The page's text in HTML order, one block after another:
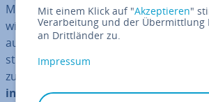
Mit Con­ti­nuous In­te­gra­ti­on (CI)
wick­ler das Problem, zum Ende eines
auf­wän­di­ge und pro­blem­be­haf­te­te
stemmen zu müssen. Statt erst alle
zu­sam­men­zu­füh­ren,
in die Code-Basis eingefügt. Das
Mit einem Klick auf "Akzeptieren"
Verarbeitung und der Übermittlung
an Drittländer zu.
Impressum